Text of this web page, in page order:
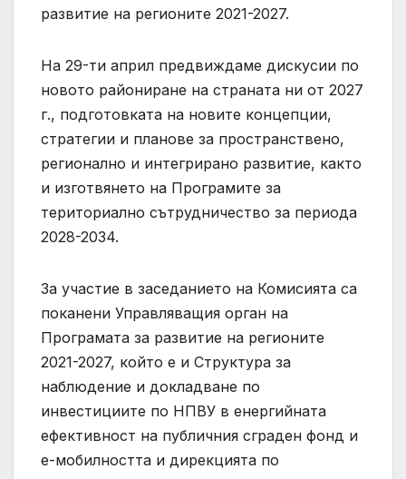
развитие на регионите 2021-2027.
На 29-ти април предвиждаме дискусии по
новото райониране на страната ни от 2027
г., подготовката на новите концепции,
стратегии и планове за пространствено,
регионално и интегрирано развитие, както
и изготвянето на Програмите за
териториално сътрудничество за периода
2028-2034.
За участие в заседанието на Комисията са
поканени Управляващия орган на
Програмата за развитие на регионите
2021-2027, който е и Структура за
наблюдение и докладване по
инвестициите по НПВУ в енергийната
ефективност на публичния сграден фонд и
е-мобилността и дирекцията по